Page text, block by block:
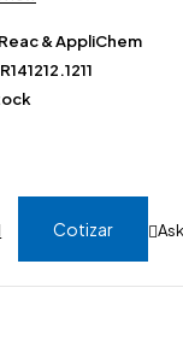
& AppliChem
Cotizar